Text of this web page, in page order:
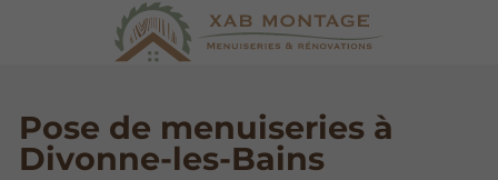
Pose de menuiseries à
Divonne-les-Bains